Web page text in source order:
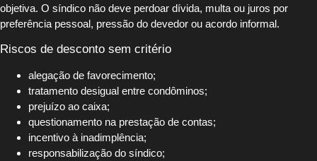
objetiva. O síndico não deve perdoar dívida, multa ou juros por
preferência pessoal, pressão do devedor ou acordo informal.
Riscos de desconto sem critério
alegação de favorecimento;
tratamento desigual entre condôminos;
prejuízo ao caixa;
questionamento na prestação de contas;
incentivo à inadimplência;
responsabilização do síndico;